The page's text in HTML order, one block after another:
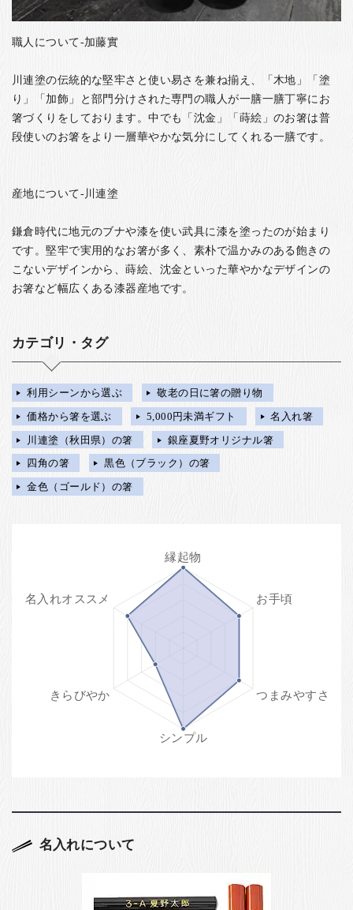
職人について-加藤實
川連塗の伝統的な堅牢さと使い易さを兼ね揃え、「木地」「塗
り」「加飾」と部門分けされた専門の職人が一膳一膳丁寧にお
箸づくりをしております。中でも「沈金」「蒔絵」のお箸は普
段使いのお箸をより一層華やかな気分にしてくれる一膳です。
産地について-川連塗
鎌倉時代に地元のブナや漆を使い武具に漆を塗ったのが始まり
です。堅牢で実用的なお箸が多く、素朴で温かみのある飽きの
こないデザインから、蒔絵、沈金といった華やかなデザインの
お箸など幅広くある漆器産地です。
カテゴリ・タグ
利用シーンから選ぶ
敬老の日に箸の贈り物
価格から箸を選ぶ
5,000円未満ギフト
名入れ箸
川連塗（秋田県）の箸
銀座夏野オリジナル箸
四角の箸
黒色（ブラック）の箸
金色（ゴールド）の箸
名入れについて